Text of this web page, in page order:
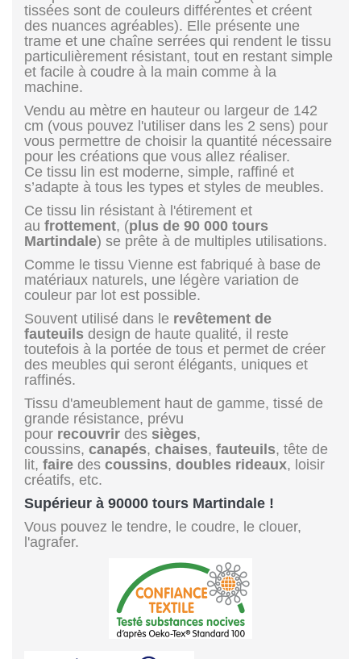
tissées sont de couleurs différentes et créent
des nuances agréables). Elle présente une
trame et une chaîne serrées qui rendent le tissu
particulièrement résistant, tout en restant simple
et facile à coudre à la main comme à la
machine.
Vendu au mètre en hauteur ou largeur de 142
cm (vous pouvez l'utiliser dans les 2 sens) pour
vous permettre de choisir la quantité nécessaire
pour les créations que vous allez réaliser.
Ce tissu lin est moderne, simple, raffiné et
s’adapte à tous les types et styles de meubles.
Ce tissu lin résistant à l'étirement et
au frottement, (plus de 90 000 tours
Martindale) se prête à de multiples utilisations.
Comme le tissu Vienne est fabriqué à base de
matériaux naturels, une légère variation de
couleur par lot est possible.
Souvent utilisé dans le revêtement de
fauteuils design de haute qualité, il reste
toutefois à la portée de tous et permet de créer
des meubles qui seront élégants, uniques et
raffinés.
Tissu d'ameublement haut de gamme, tissé de
grande résistance, prévu
pour recouvrir des sièges,
coussins, canapés, chaises, fauteuils, tête de
lit, faire des coussins, doubles rideaux, loisir
créatifs, etc.
Supérieur à 90000 tours Martindale !
Vous pouvez le tendre, le coudre, le clouer,
l'agrafer.